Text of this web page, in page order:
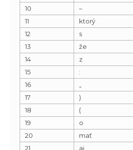
10
–
11
ktorý
12
s
13
že
14
z
15
:
16
17
)
18
(
19
o
20
mať
21
aj